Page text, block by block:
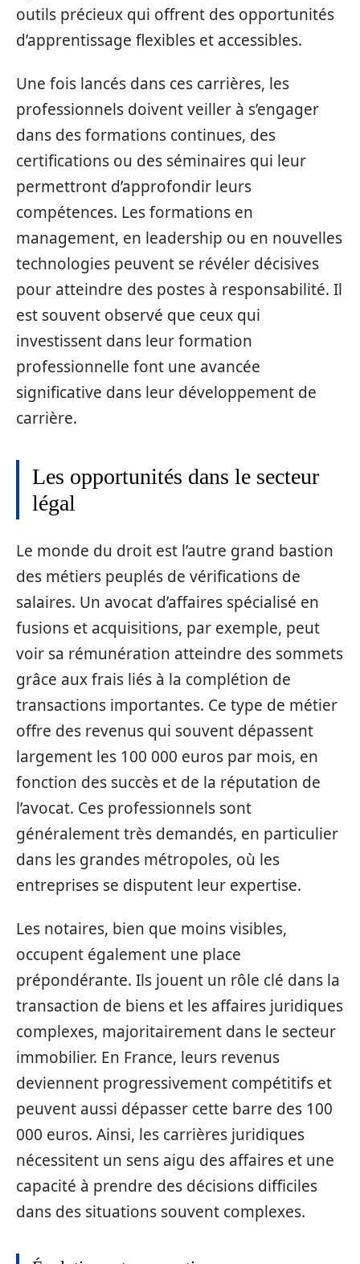
outils précieux qui offrent des opportunités
d’apprentissage flexibles et accessibles.
Une fois lancés dans ces carrières, les
professionnels doivent veiller à s’engager
dans des formations continues, des
certifications ou des séminaires qui leur
permettront d’approfondir leurs
compétences. Les formations en
management, en leadership ou en nouvelles
technologies peuvent se révéler décisives
pour atteindre des postes à responsabilité. Il
est souvent observé que ceux qui
investissent dans leur formation
professionnelle font une avancée
significative dans leur développement de
carrière.
Les opportunités dans le secteur
légal
Le monde du droit est l’autre grand bastion
des métiers peuplés de vérifications de
salaires. Un avocat d’affaires spécialisé en
fusions et acquisitions, par exemple, peut
voir sa rémunération atteindre des sommets
grâce aux frais liés à la complétion de
transactions importantes. Ce type de métier
offre des revenus qui souvent dépassent
largement les 100 000 euros par mois, en
fonction des succès et de la réputation de
l’avocat. Ces professionnels sont
généralement très demandés, en particulier
dans les grandes métropoles, où les
entreprises se disputent leur expertise.
Les notaires, bien que moins visibles,
occupent également une place
prépondérante. Ils jouent un rôle clé dans la
transaction de biens et les affaires juridiques
complexes, majoritairement dans le secteur
immobilier. En France, leurs revenus
deviennent progressivement compétitifs et
peuvent aussi dépasser cette barre des 100
000 euros. Ainsi, les carrières juridiques
nécessitent un sens aigu des affaires et une
capacité à prendre des décisions difficiles
dans des situations souvent complexes.